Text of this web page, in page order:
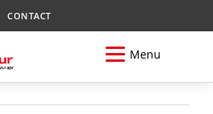
CONTACT
Menu